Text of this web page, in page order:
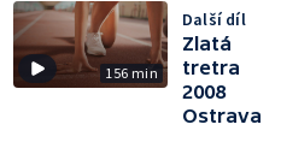
156 min
Další díl
Zlatá
tretra
2008
Ostrava